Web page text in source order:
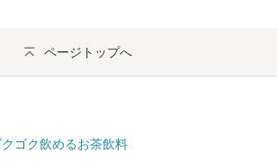
ページトップへ
ゴク飲めるお茶飲料